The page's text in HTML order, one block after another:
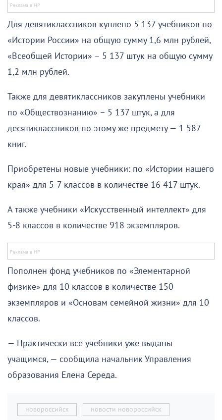
Для девятиклассников куплено 5 137 учебников по
«Истории России» на общую сумму 1,6 млн рублей,
«Всеобщей Истории» – 5 137 штук на общую сумму
1,2 млн рублей.
Также для девятиклассников закуплены учебники
по «Обществознанию» – 5 137 штук, а для
десятиклассников по этому же предмету — 1 587
книг.
Приобретены новые учебники: по «Истории нашего
края» для 5-7 классов в количестве 16 417 штук.
А также учебники «Искусственный интеллект» для
5-8 классов в количестве 918 экземпляров.
Пополнен фонд учебников по «Элементарной
физике» для 10 классов в количестве 150
экземпляров и «Основам семейной жизни» для 10
классов.
— Практически все учебники уже выданы
учащимся, — сообщила начальник Управления
образования Елена Середа.
новороссийск новости новороссийск